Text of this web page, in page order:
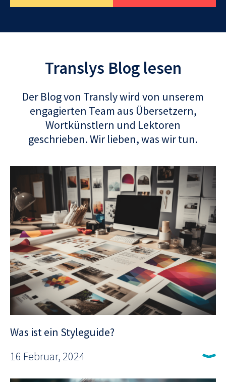
Translys Blog lesen
Der Blog von Transly wird von unserem
engagierten Team aus Übersetzern,
Wortkünstlern und Lektoren
geschrieben. Wir lieben, was wir tun.
Was ist ein Styleguide?
16 Februar, 2024